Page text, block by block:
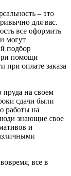
– это
для вас.
все оформить
могут
подбор
помощи
при оплате заказа
на своем
сдачи были
работы на
знающие свое
и
все в